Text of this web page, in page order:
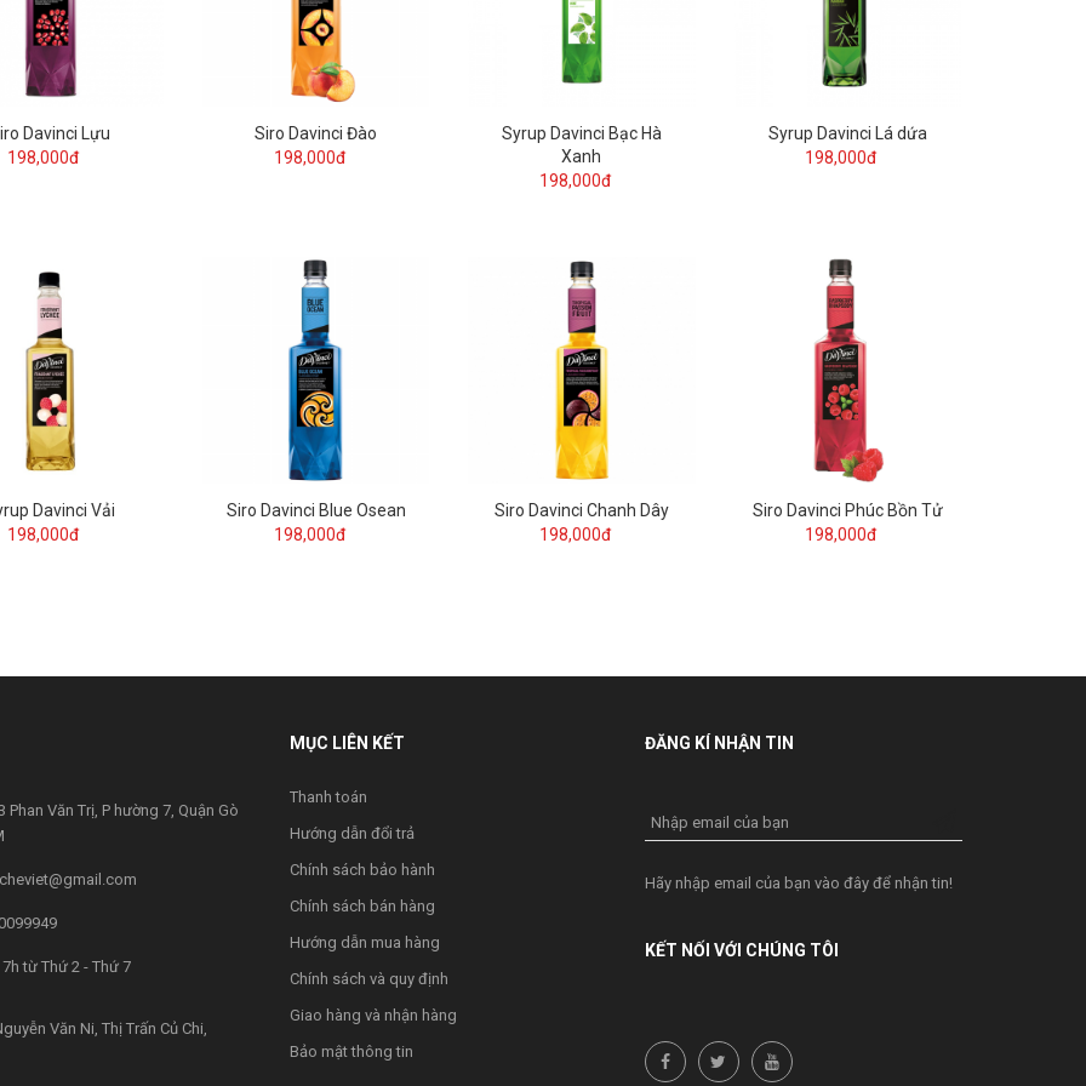
Davinci Lựu
198,000đ
Siro Davinci Đào
198,000đ
Syrup Davinci Bạc Hà
Xanh
198,000đ
Syrup Davinci Lá dứa
198,000đ
Davinci Vải
198,000đ
Siro Davinci Blue Osean
198,000đ
Siro Davinci Chanh Dây
198,000đ
Siro Davinci Phúc Bồn Tử
198,000đ
Phan Văn Trị, P hường 7, Quận Gò
từ Thứ 2 - Thứ 7
Văn Ni, Thị Trấn Củ Chi,
MỤC LIÊN KẾT
Thanh toán
Hướng dẫn đổi trả
Chính sách bảo hành
Chính sách bán hàng
Hướng dẫn mua hàng
Chính sách và quy định
Giao hàng và nhận hàng
Bảo mật thông tin
ĐĂNG KÍ NHẬN TIN
Nhập email của bạn
Hãy nhập email của bạn vào đây để nhận tin!
KẾT NỐI VỚI CHÚNG TÔI